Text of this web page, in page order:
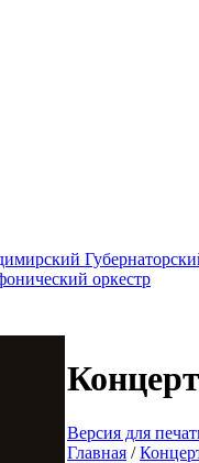
оркестр
Версия для
Главная /